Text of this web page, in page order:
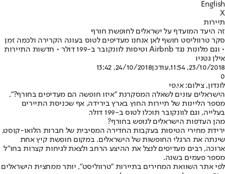
English
X
תיירות
זה היעד המועדף על ישראלים לחופשת חורף
סקר טרווליסט חושף לאן אנחנו מעדיפים לטוס בעונה הקרירה ולכמה זמן
• וגם מלונות נגד Airbnb וטיסות לוונקובר ב-199 דולר • חדשות התיירות
אילן גטניו
23/10/2018, 11:54
,עודכן24/10/2018, 13:42
0
לונדון, צילום: אי.פי
הישראלים עונים לשאלה המסקרנת "איזו חופשה הם מעדיפים בחורף?",
מספר הליינות של תיירות החוץ בארץ בירידה, אף שכניסת התיירים
בעלייה, וגם לוונקובר תוכלו לטוס ב-199 דולר.
מהן העדפות הישראלים לנופש בחורף?
ירידת מחירי הטיסות בעקבות החדירה המסיבית של חברות הלואו-קוסט,
שינתה את הרגלי החופשות של הישראלים. במקום חופשת קיץ אחת
ארוכה, רבים מעדיפים לנצל את ההיצע הרחב ולצאת לגיחות קצרות בחו"ל
מספר פעמים בשנה.
לפי אתר השוואת המחירים בתיירות "טרווליסט", יותר ממחצית הישראלים